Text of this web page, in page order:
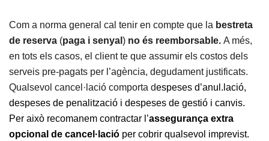
Com a norma general cal tenir en compte que la bestreta
de reserva (paga i senyal ) no és reemborsable. A més,
en tots els casos, el client te que assumir els costos dels
serveis pre-pagats per l’agència, degudament justificats.
Qualsevol cancel·lació comporta despeses d’anul.lació,
despeses de penalització i despeses de gestió i canvis.
Per això recomanem contractar l’assegurança extra
opcional de cancel·lació per cobrir qualsevol imprevist.